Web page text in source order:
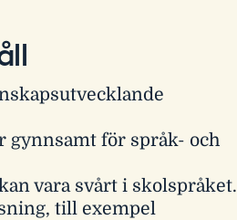
gynnsamt för språk- och
vara svårt i skolspråket.
till exempel